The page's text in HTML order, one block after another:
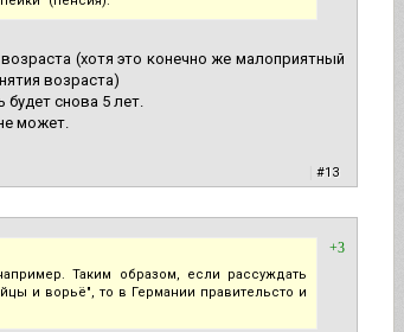
(хотя это конечно же малоприятный
возраста)
снова 5 лет.
может.
#13
+3
Таким образом, если рассуждать
и ворьё", то в Германии правительсто и